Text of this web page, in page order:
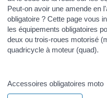
Peut-on avoir une amende en
obligatoire ? Cette page vous
les équipements obligatoires
deux ou trois-roues motorisé
quadricycle à moteur (quad).
Accessoires obligatoires moto